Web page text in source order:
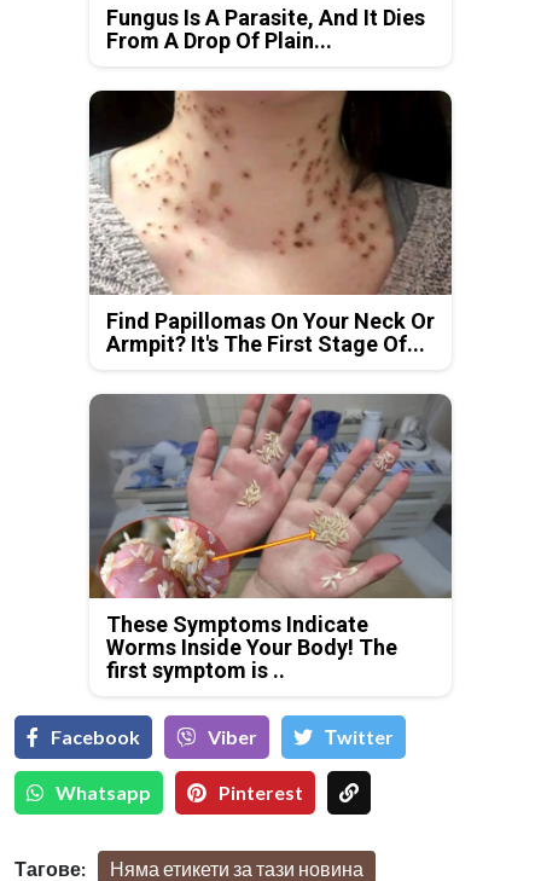
Fungus Is A Parasite, And It Dies
From A Drop Of Plain...
Find Papillomas On Your Neck Or
Armpit? It's The First Stage Of...
These Symptoms Indicate
Worms Inside Your Body! The
first symptom is ..
Facebook Viber Тwitter
Whatsapp Pinterest
Тагове: Няма етикети за тази новина